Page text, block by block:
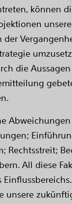
können
der
die
Rechtsstreit;
All diese
unsere